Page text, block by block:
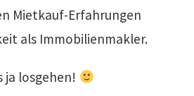
Mietkauf-Erfahrungen
als Immobilienmakler.
ja losgehen!